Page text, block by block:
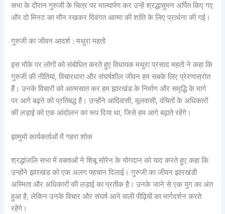
सभा के दौरान गुरुजी के चित्र पर माल्यार्पण कर उन्हें श्रद्धासुमन अर्पित किए गए
और दो मिनट का मौन रखकर दिवंगत आत्मा की शांति के लिए प्रार्थना की गई।
गुरुजी का जीवन आदर्श : मथुरा महतो
इस मौके पर लोगों को संबोधित करते हुए विधायक मथुरा प्रसाद महतो ने कहा कि
गुरुजी की नीतियां, विचारधारा और संघर्षशील जीवन हम सबके लिए प्रेरणास्रोत
हैं। उनके विचारों को आत्मसात कर हम झारखंड के निर्माण और समृद्धि के मार्ग
पर आगे बढ़ने को प्रतिबद्ध हैं। उन्होंने आदिवासी, मूलवासी, वंचितों के अधिकारों
की लड़ाई को एक आंदोलन का रूप दिया था, जिसे हम आगे बढ़ाते रहेंगे।
झामुमो कार्यकर्ताओं में गहरा शोक
श्रद्धांजलि सभा में वक्ताओं ने शिबू सोरेन के योगदान को याद करते हुए कहा कि
उन्होंने झारखंड को एक अलग पहचान दिलाई। गुरुजी का जीवन झारखंडी
अस्मिता और अधिकारों की लड़ाई का प्रतीक है। उनके जाने से एक युग का अंत
हुआ है, लेकिन उनके विचार और संघर्ष आने वाली पीढ़ियों का मार्गदर्शन करते
रहेंगे।